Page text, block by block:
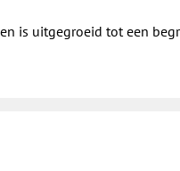
is uitgegroeid tot een